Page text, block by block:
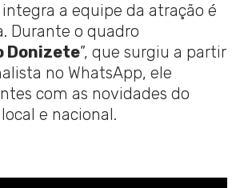
a equipe da atração é
Durante o quadro
Donizete”, que surgiu a partir
no WhatsApp, ele
com as novidades do
e nacional.